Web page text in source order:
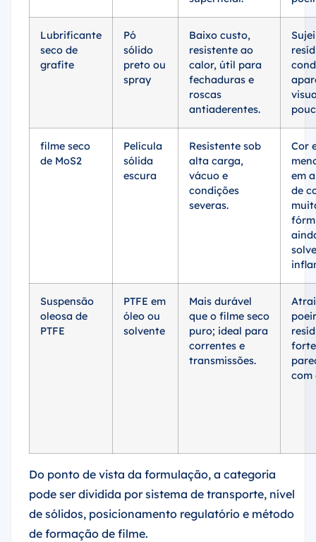
Lubrificante
seco de
grafite
Pó
sólido
preto ou
spray
Baixo custo,
resistente ao
calor, útil para
fechaduras e
roscas
antiaderentes.
filme seco
de MoS2
Película
sólida
escura
Resistente sob
alta carga,
vácuo e
condições
severas.
Cor
em
de
Suspensão
oleosa de
PTFE
PTFE em
óleo ou
solvente
Mais durável
que o filme seco
puro; ideal para
correntes e
transmissões.
com
Do ponto de vista da formulação, a categoria
pode ser dividida por sistema de transporte, nível
de sólidos, posicionamento regulatório e método
de formação de filme.